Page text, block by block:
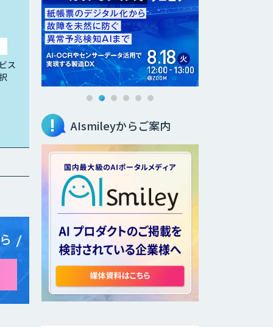
ス
AIsmileyからご案内